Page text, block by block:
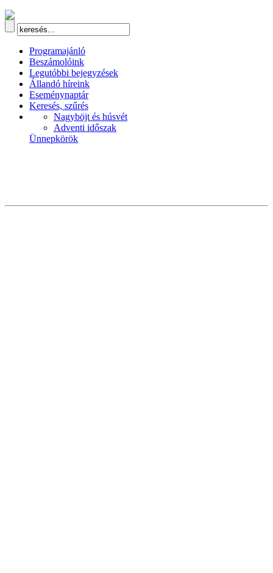
Programajánló
Beszámolóink
Legutóbbi bejegyzések
Állandó híreink
Eseménynaptár
Keresés, szűrés
Nagyböjt és húsvét
Adventi időszak
Ünnepkörök